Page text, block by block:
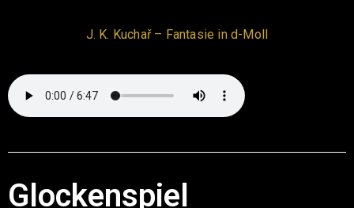
J. K. Kuchař – Fantasie in d-Moll
Glockenspiel